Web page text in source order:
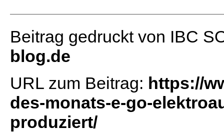
Beitrag gedruckt von IBC
blog.de
URL zum Beitrag: https://
des-monats-e-go-
produziert/